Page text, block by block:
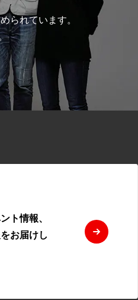
られています。
ト情報、
お届けし